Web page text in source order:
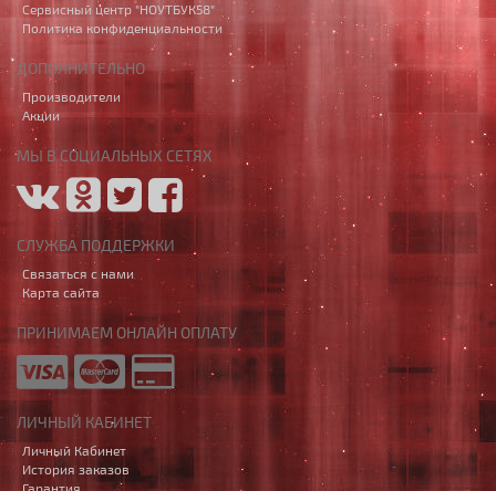
Сервисный центр "НОУТБУК58"
Политика конфиденциальности
ДОПОЛНИТЕЛЬНО
Производители
Акции
МЫ В СОЦИАЛЬНЫХ СЕТЯХ
СЛУЖБА ПОДДЕРЖКИ
Связаться с нами
Карта сайта
ПРИНИМАЕМ ОНЛАЙН ОПЛАТУ
ЛИЧНЫЙ КАБИНЕТ
Личный Кабинет
История заказов
Гарантия